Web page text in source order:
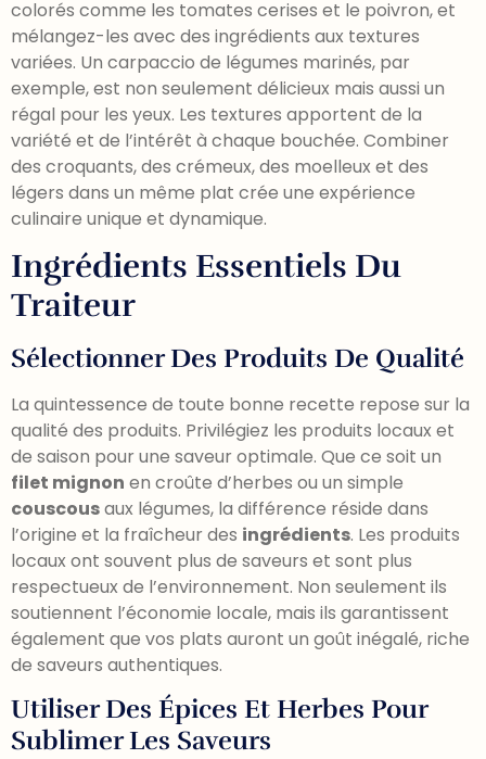
colorés comme les tomates cerises et le poivron, et
mélangez-les avec des ingrédients aux textures
variées. Un carpaccio de légumes marinés, par
exemple, est non seulement délicieux mais aussi un
régal pour les yeux. Les textures apportent de la
variété et de l’intérêt à chaque bouchée. Combiner
des croquants, des crémeux, des moelleux et des
légers dans un même plat crée une expérience
culinaire unique et dynamique.
Ingrédients Essentiels Du
Traiteur
Sélectionner Des Produits De Qualité
La quintessence de toute bonne recette repose sur la
qualité des produits. Privilégiez les produits locaux et
de saison pour une saveur optimale. Que ce soit un
filet mignon en croûte d’herbes ou un simple
couscousaux légumes, la différence réside dans
l’origine et la fraîcheur des ingrédients. Les produits
locaux ont souvent plus de saveurs et sont plus
respectueux de l’environnement. Non seulement ils
soutiennent l’économie locale, mais ils garantissent
également que vos plats auront un goût inégalé, riche
de saveurs authentiques.
Utiliser Des Épices Et Herbes Pour
Sublimer Les Saveurs